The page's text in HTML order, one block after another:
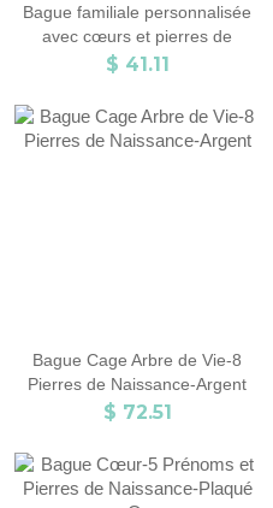
Bague familiale personnalisée
avec cœurs et pierres de
naissance
$ 41.11
Bague Cage Arbre de Vie-8
Pierres de Naissance-Argent
$ 72.51